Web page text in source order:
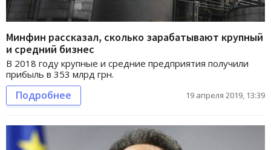
Минфин рассказал, сколько зарабатывают крупный
и средний бизнес
В 2018 году крупные и средние предприятия получили
прибыль в 353 млрд грн.
Подробнее 19 апреля 2019, 13:39